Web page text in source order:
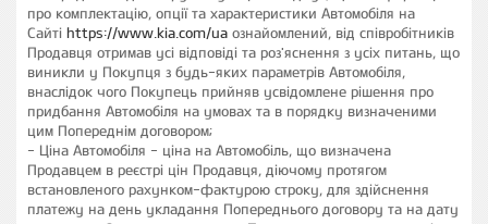
про комплектацію, опції та характеристики Автомобіля на
Сайті https://www.kia.com/ua ознайомлений, від співробітників
Продавця отримав усі відповіді та роз'яснення з усіх питань, що
виникли у Покупця з будь-яких параметрів Автомобіля,
внаслідок чого Покупець прийняв усвідомлене рішення про
придбання Автомобіля на умовах та в порядку визначеними
цим Попереднім договором;
- Ціна Автомобіля - ціна на Автомобіль, що визначена
Продавцем в реєстрі цін Продавця, діючому протягом
встановленого рахунком-фактурою строку, для здійснення
платежу на день укладання Попереднього договору та на дату